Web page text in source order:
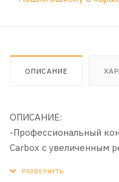
ОПИСАНИЕ
ОПИСАНИЕ:
-Профессиональный
Carbox с увеличенным